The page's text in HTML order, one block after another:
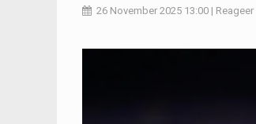
26 November 2025 13:00 | Reageer